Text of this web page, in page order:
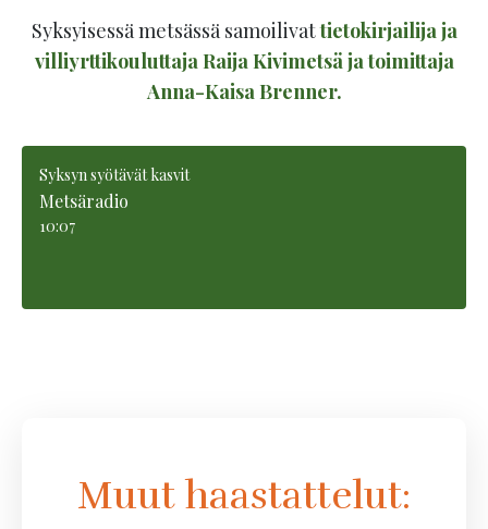
Syksyisessä metsässä samoilivattietokirjailija ja
villiyrttikouluttaja Raija Kivimetsä ja toimittaja
Anna-Kaisa Brenner.
Syksyn syötävät kasvit
Metsäradio
10:07
Muut haastattelut: